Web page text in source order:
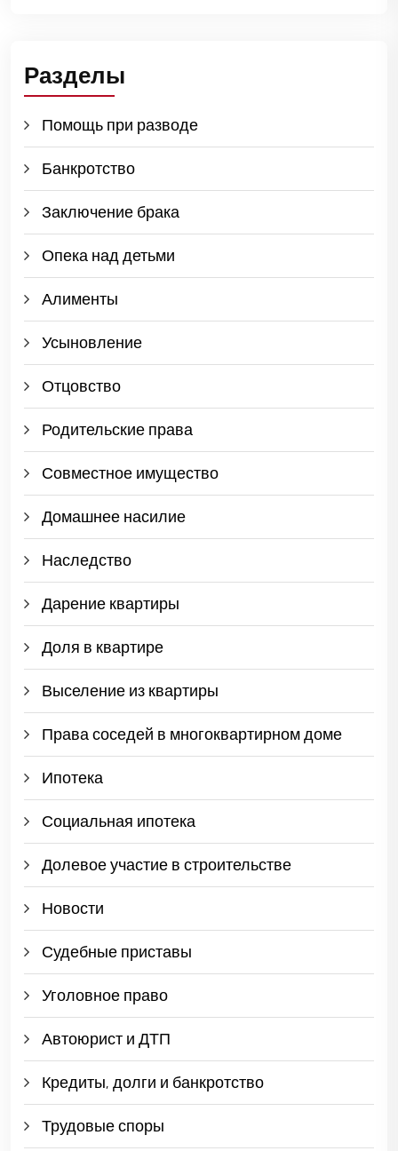
Разделы
Помощь при разводе
Банкротство
Заключение брака
Опека над детьми
Алименты
Усыновление
Отцовство
Родительские права
Совместное имущество
Домашнее насилие
Наследство
Дарение квартиры
Доля в квартире
Выселение из квартиры
Права соседей в многоквартирном доме
Ипотека
Социальная ипотека
Долевое участие в строительстве
Новости
Судебные приставы
Уголовное право
Автоюрист и ДТП
Кредиты, долги и банкротство
Трудовые споры